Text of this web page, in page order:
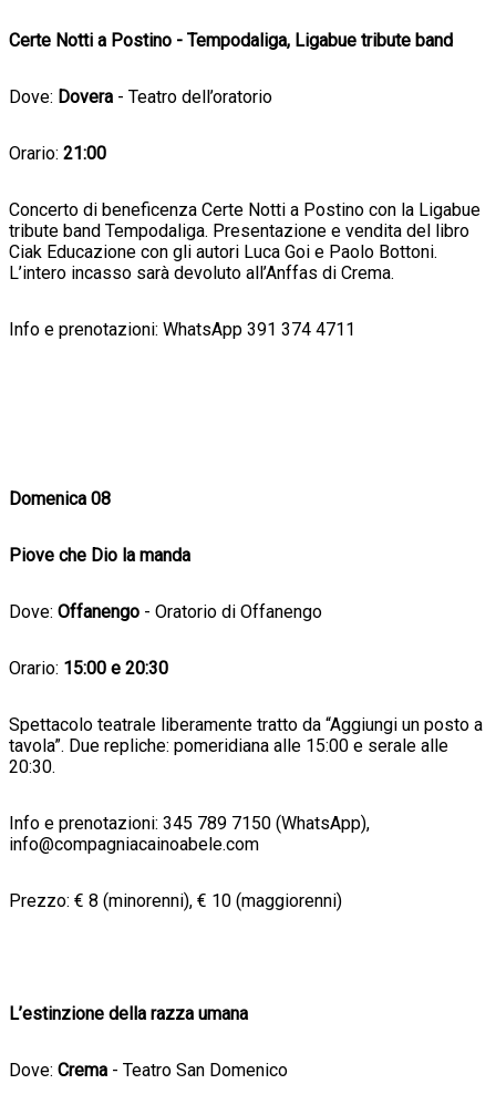
Certe Notti a Postino - Tempodaliga, Ligabue tribute band
Dove: Dovera - Teatro dell’oratorio
Orario: 21:00
Concerto di beneficenza Certe Notti a Postino con la Ligabue
tribute band Tempodaliga. Presentazione e vendita del libro
Ciak Educazione con gli autori Luca Goi e Paolo Bottoni.
L’intero incasso sarà devoluto all’Anffas di Crema.
Info e prenotazioni: WhatsApp 391 374 4711
Domenica 08
Piove che Dio la manda
Dove: Offanengo - Oratorio di Offanengo
Orario: 15:00 e 20:30
Spettacolo teatrale liberamente tratto da “Aggiungi un posto a
tavola”. Due repliche: pomeridiana alle 15:00 e serale alle
20:30.
Info e prenotazioni: 345 789 7150 (WhatsApp),
info@compagniacainoabele.com
Prezzo: € 8 (minorenni), € 10 (maggiorenni)
L’estinzione della razza umana
Dove: Crema - Teatro San Domenico